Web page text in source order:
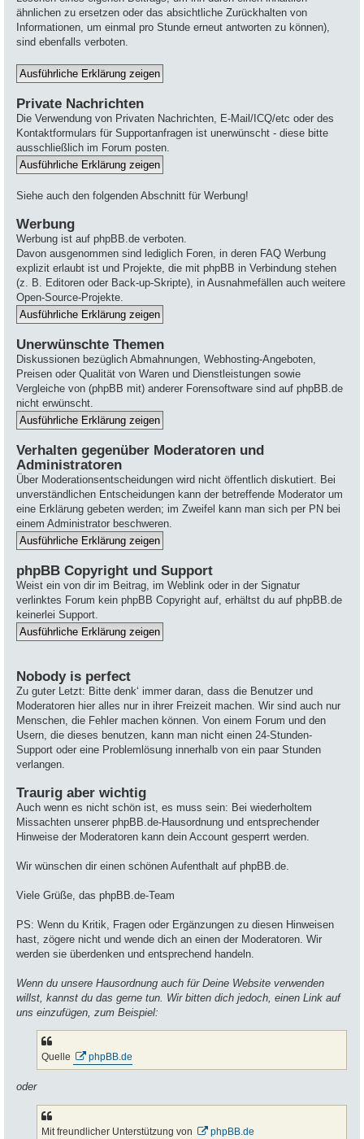
ähnlichen zu ersetzen oder das absichtliche Zurückhalten von
Informationen, um einmal pro Stunde erneut antworten zu können),
sind ebenfalls verboten.
Private Nachrichten
Die Verwendung von Privaten Nachrichten, E-Mail/ICQ/etc oder des
Kontaktformulars für Supportanfragen ist unerwünscht - diese bitte
ausschließlich im Forum posten.
Siehe auch den folgenden Abschnitt für Werbung!
Werbung
Werbung ist auf phpBB.de verboten.
Davon ausgenommen sind lediglich Foren, in deren FAQ Werbung
explizit erlaubt ist und Projekte, die mit phpBB in Verbindung stehen
(z. B. Editoren oder Back-up-Skripte), in Ausnahmefällen auch weitere
Open-Source-Projekte.
Unerwünschte Themen
Diskussionen bezüglich Abmahnungen, Webhosting-Angeboten,
Preisen oder Qualität von Waren und Dienstleistungen sowie
Vergleiche von (phpBB mit) anderer Forensoftware sind auf phpBB.de
nicht erwünscht.
Verhalten gegenüber Moderatoren und
Administratoren
Über Moderationsentscheidungen wird nicht öffentlich diskutiert. Bei
unverständlichen Entscheidungen kann der betreffende Moderator um
eine Erklärung gebeten werden; im Zweifel kann man sich per PN bei
einem Administrator beschweren.
phpBB Copyright und Support
Weist ein von dir im Beitrag, im Weblink oder in der Signatur
verlinktes Forum kein phpBB Copyright auf, erhältst du auf phpBB.de
keinerlei Support.
Nobody is perfect
Zu guter Letzt: Bitte denk‘ immer daran, dass die Benutzer und
Moderatoren hier alles nur in ihrer Freizeit machen. Wir sind auch nur
Menschen, die Fehler machen können. Von einem Forum und den
Usern, die dieses benutzen, kann man nicht einen 24-Stunden-
Support oder eine Problemlösung innerhalb von ein paar Stunden
verlangen.
Traurig aber wichtig
Auch wenn es nicht schön ist, es muss sein: Bei wiederholtem
Missachten unserer phpBB.de-Hausordnung und entsprechender
Hinweise der Moderatoren kann dein Account gesperrt werden.
Wir wünschen dir einen schönen Aufenthalt auf phpBB.de.
Viele Grüße, das phpBB.de-Team
PS: Wenn du Kritik, Fragen oder Ergänzungen zu diesen Hinweisen
hast, zögere nicht und wende dich an einen der Moderatoren. Wir
werden sie überdenken und entsprechend handeln.
Wenn du unsere Hausordnung auch für Deine Website verwenden
willst, kannst du das gerne tun. Wir bitten dich jedoch, einen Link auf
uns einzufügen, zum Beispiel:
Quelle phpBB.de
oder
Mit freundlicher Unterstützung von phpBB.de